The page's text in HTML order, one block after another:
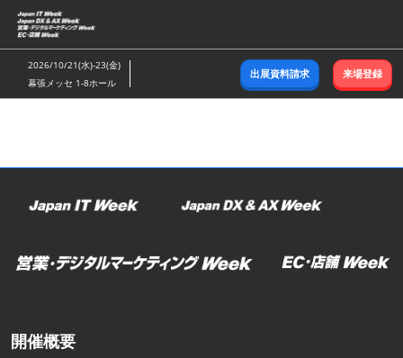
ス
キ
ッ
し
む
2026/10/21(水)-23(金)
幕張メッセ 1-8ホール
出展資料請求 来場登録
開催概要